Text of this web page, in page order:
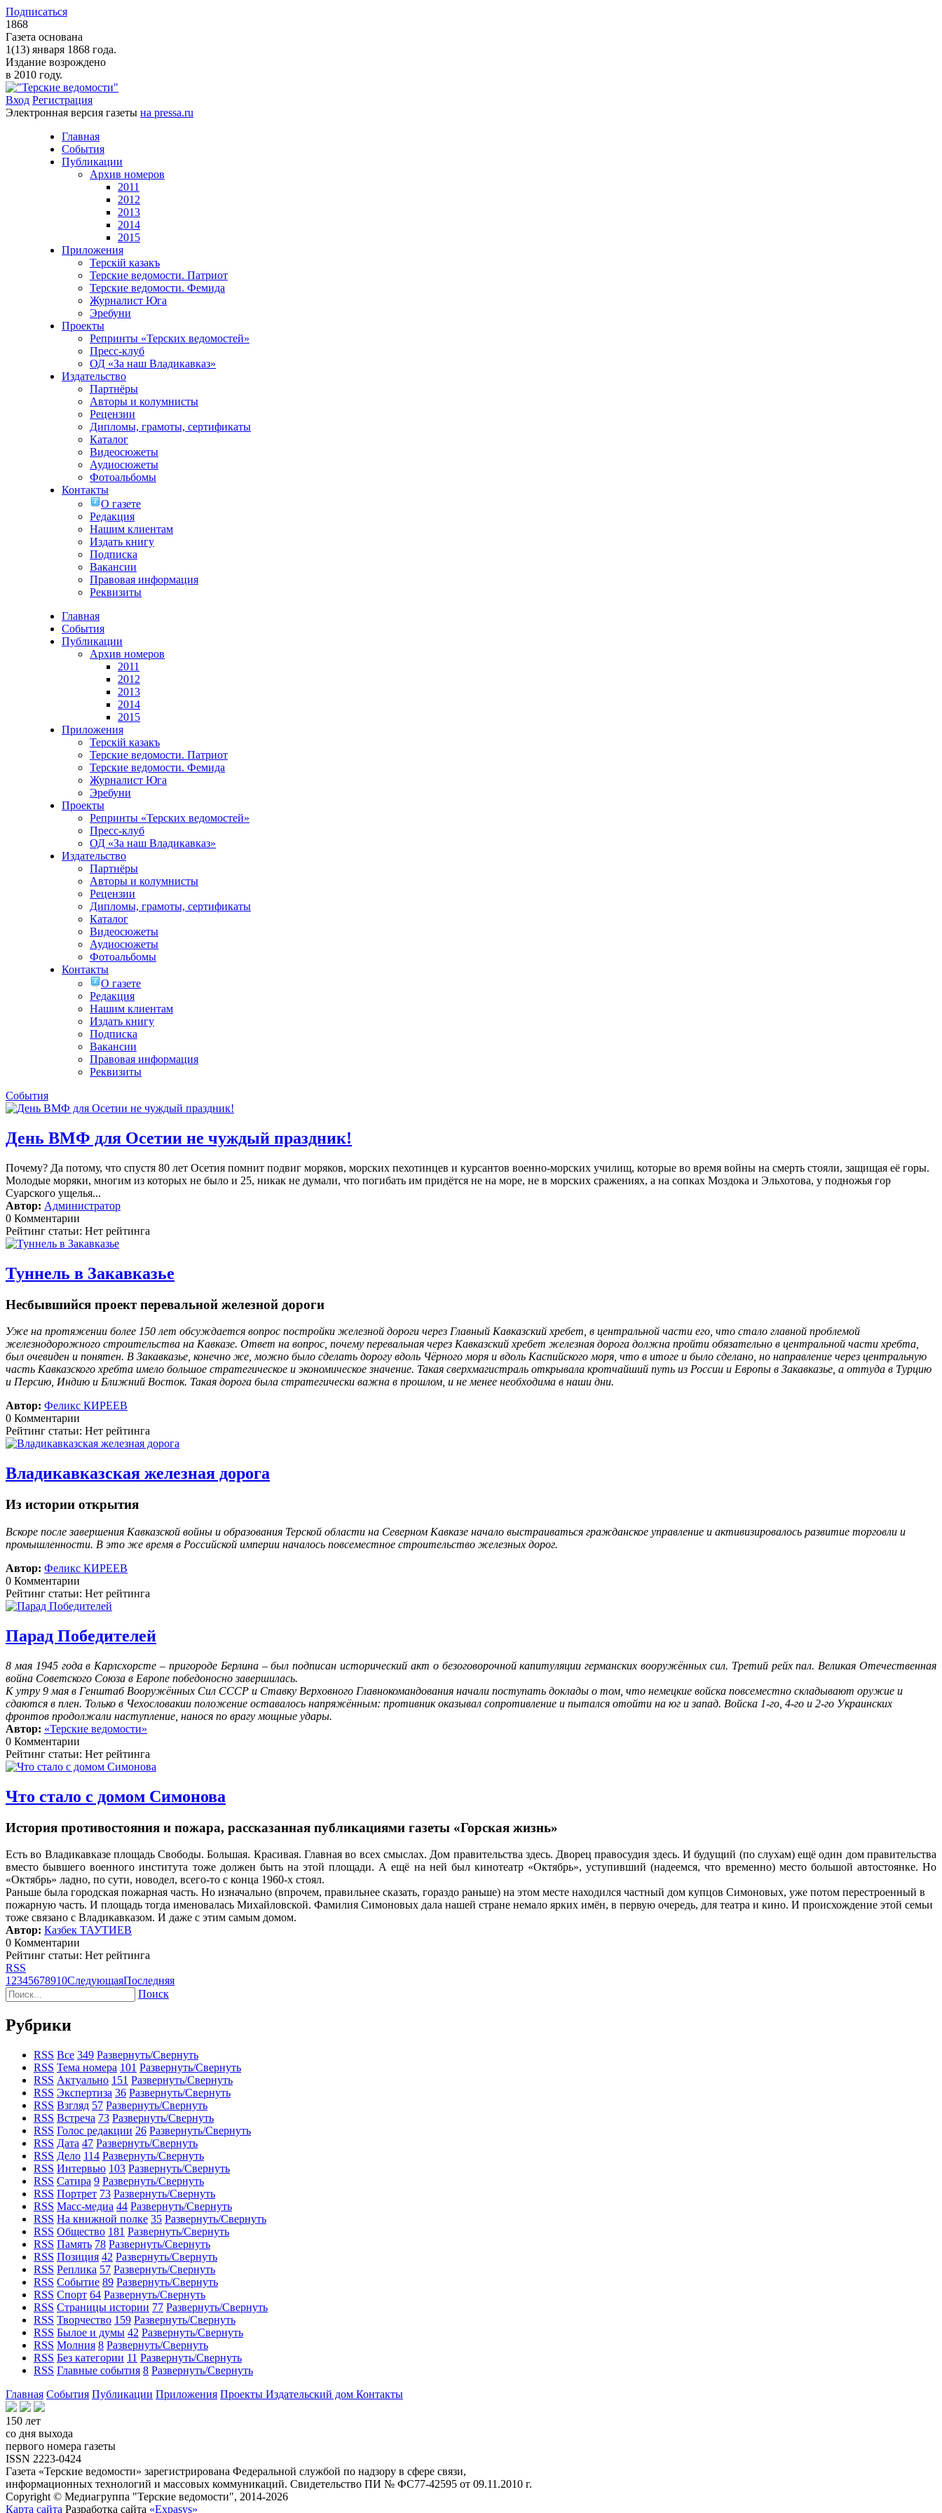
Подписаться
1868
Газета основана
1(13) января 1868 года.
Издание возрождено
в 2010 году.
Вход Регистрация
Электронная версия газеты на pressa.ru
Главная
События
Публикации
Архив номеров
2011
2012
2013
2014
2015
Приложения
Терскiй казакъ
Терские ведомости. Патриот
Терские ведомости. Фемида
Журналист Юга
Эребуни
Проекты
Репринты «Терских ведомостей»
Пресс-клуб
ОД «За наш Владикавказ»
Издательство
Партнёры
Авторы и колумнисты
Рецензии
Дипломы, грамоты, сертификаты
Каталог
Видеосюжеты
Аудиосюжеты
Фотоальбомы
Контакты
О газете
Редакция
Нашим клиентам
Издать книгу
Подписка
Вакансии
Правовая информация
Реквизиты
Главная
События
Публикации
Архив номеров
2011
2012
2013
2014
2015
Приложения
Терскiй казакъ
Терские ведомости. Патриот
Терские ведомости. Фемида
Журналист Юга
Эребуни
Проекты
Репринты «Терских ведомостей»
Пресс-клуб
ОД «За наш Владикавказ»
Издательство
Партнёры
Авторы и колумнисты
Рецензии
Дипломы, грамоты, сертификаты
Каталог
Видеосюжеты
Аудиосюжеты
Фотоальбомы
Контакты
О газете
Редакция
Нашим клиентам
Издать книгу
Подписка
Вакансии
Правовая информация
Реквизиты
События
День ВМФ для Осетии не чуждый праздник!
Почему? Да потому, что спустя 80 лет Осетия помнит подвиг моряков, морских пехотинцев и курсантов военно-морских училищ, которые во время войны на смерть стояли, защищая её горы.
Молодые моряки, многим из которых не было и 25, никак не думали, что погибать им придётся не на море, не в морских сражениях, а на сопках Моздока и Эльхотова, у подножья гор
Суарского ущелья...
Автор: Администратор
0 Комментарии
Рейтинг статьи: Нет рейтинга
Туннель в Закавказье
Несбывшийся проект перевальной железной дороги
Уже на протяжении более 150 лет обсуждается вопрос постройки железной дороги через Главный Кавказский хребет, в центральной части его, что стало главной проблемой
железнодорожного строительства на Кавказе. Ответ на вопрос, почему перевальная через Кавказский хребет железная дорога должна пройти обязательно в центральной части хребта,
был очевиден и понятен. В Закавказье, конечно же, можно было сделать дорогу вдоль Чёрного моря и вдоль Каспийского моря, что в итоге и было сделано, но направление через центральную
часть Кавказского хребта имело большое стратегическое и экономическое значение. Такая сверхмагистраль открывала кротчайший путь из России и Европы в Закавказье, а оттуда в Турцию
и Персию, Индию и Ближний Восток. Такая дорога была стратегически важна в прошлом, и не менее необходима в наши дни.
Автор: Феликс КИРЕЕВ
0 Комментарии
Рейтинг статьи: Нет рейтинга
Владикавказская железная дорога
Из истории открытия
Вскоре после завершения Кавказской войны и образования Терской области на Северном Кавказе начало выстраиваться гражданское управление и активизировалось развитие торговли и
промышленности. В это же время в Российской империи началось повсеместное строительство железных дорог.
Автор: Феликс КИРЕЕВ
0 Комментарии
Рейтинг статьи: Нет рейтинга
Парад Победителей
8 мая 1945 года в Карлсхорсте – пригороде Берлина – был подписан исторический акт о безоговорочной капитуляции германских вооружённых сил. Третий рейх пал. Великая Отечественная
война Советского Союза в Европе победоносно завершилась.
К утру 9 мая в Генштаб Вооружённых Сил СССР и Ставку Верховного Главнокомандования начали поступать доклады о том, что немецкие войска повсеместно складывают оружие и
сдаются в плен. Только в Чехословакии положение оставалось напряжённым: противник оказывал сопротивление и пытался отойти на юг и запад. Войска 1-го, 4-го и 2-го Украинских
фронтов продолжали наступление, нанося по врагу мощные удары.
Автор: «Терские ведомости»
0 Комментарии
Рейтинг статьи: Нет рейтинга
Что стало с домом Симонова
История противостояния и пожара, рассказанная публикациями газеты «Горская жизнь»
Есть во Владикавказе площадь Свободы. Большая. Красивая. Главная во всех смыслах. Дом правительства здесь. Дворец правосудия здесь. И будущий (по слухам) ещё один дом правительства
вместо бывшего военного института тоже должен быть на этой площади. А ещё на ней был кинотеатр «Октябрь», уступивший (надеемся, что временно) место большой автостоянке. Но
«Октябрь» ладно, по сути, новодел, всего-то с конца 1960-х стоял.
Раньше была городская пожарная часть. Но изначально (впрочем, правильнее сказать, гораздо раньше) на этом месте находился частный дом купцов Симоновых, уже потом перестроенный в
пожарную часть. И площадь тогда именовалась Михайловской. Фамилия Симоновых дала нашей стране немало ярких имён, в первую очередь, для театра и кино. И происхождение этой семьи
тоже связано с Владикавказом. И даже с этим самым домом.
Автор: Казбек ТАУТИЕВ
0 Комментарии
Рейтинг статьи: Нет рейтинга
RSS
1 2345678910СледующаяПоследняя
Поиск
Рубрики
RSS Все 349 Развернуть/Свернуть
RSS Тема номера 101 Развернуть/Свернуть
RSS Актуально 151 Развернуть/Свернуть
RSS Экспертиза 36 Развернуть/Свернуть
RSS Взгляд 57 Развернуть/Свернуть
RSS Встреча 73 Развернуть/Свернуть
RSS Голос редакции 26 Развернуть/Свернуть
RSS Дата 47 Развернуть/Свернуть
RSS Дело 114 Развернуть/Свернуть
RSS Интервью 103 Развернуть/Свернуть
RSS Сатира 9 Развернуть/Свернуть
RSS Портрет 73 Развернуть/Свернуть
RSS Масс-медиа 44 Развернуть/Свернуть
RSS На книжной полке 35 Развернуть/Свернуть
RSS Общество 181 Развернуть/Свернуть
RSS Память 78 Развернуть/Свернуть
RSS Позиция 42 Развернуть/Свернуть
RSS Реплика 57 Развернуть/Свернуть
RSS Событие 89 Развернуть/Свернуть
RSS Спорт 64 Развернуть/Свернуть
RSS Страницы истории 77 Развернуть/Свернуть
RSS Творчество 159 Развернуть/Свернуть
RSS Былое и думы 42 Развернуть/Свернуть
RSS Молния 8 Развернуть/Свернуть
RSS Без категории 11 Развернуть/Свернуть
RSS Главные события 8 Развернуть/Свернуть
Главная События Публикации Приложения Проекты Издательский дом Контакты
150 лет
со дня выхода
первого номера газеты
ISSN 2223-0424
Газета «Терские ведомости» зарегистрирована Федеральной службой по надзору в сфере связи,
информационных технологий и массовых коммуникаций. Свидетельство ПИ № ФС77-42595 от 09.11.2010 г.
Copyright © Медиагруппа "Терские ведомости", 2014-2026
Карта сайта Разработка сайта «Expasys»